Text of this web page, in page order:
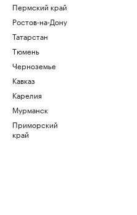
Пермский край
Ростов-на-Дону
Татарстан
Тюмень
Черноземье
Кавказ
Карелия
Мурманск
Приморский
край